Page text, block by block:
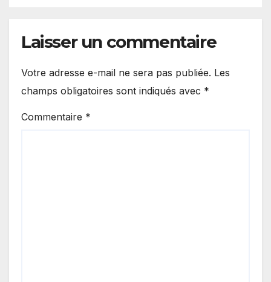
Laisser un commentaire
Votre adresse e-mail ne sera pas publiée. Les
champs obligatoires sont indiqués avec *
Commentaire *